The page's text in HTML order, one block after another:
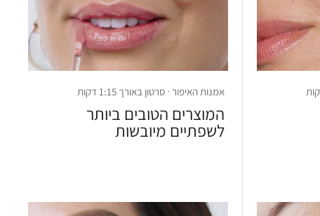
אמנות האיפור · סרטון באורך 1:15 דקות
המוצרים הטובים ביותר
לשפתיים מיובשות